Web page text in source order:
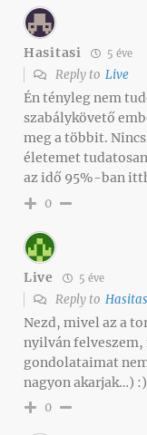
Hasitasi 5 éve
Reply to Live
Én tényleg nem
szabálykövető
meg a többit.
életemet
az idő 95%-ban
0
Live 5 éve
Reply to
Nezd, mivel az a
nyilván felveszem,
gondolataimat
nagyon akarjak…) :)
0